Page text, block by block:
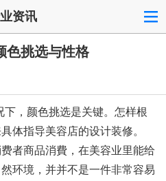
资讯
色挑选与性格
，颜色挑选是关键。怎样根
体指导美容店的设计装修。
者商品消費，在美容业里能给
环境，并并不是一件非常容易